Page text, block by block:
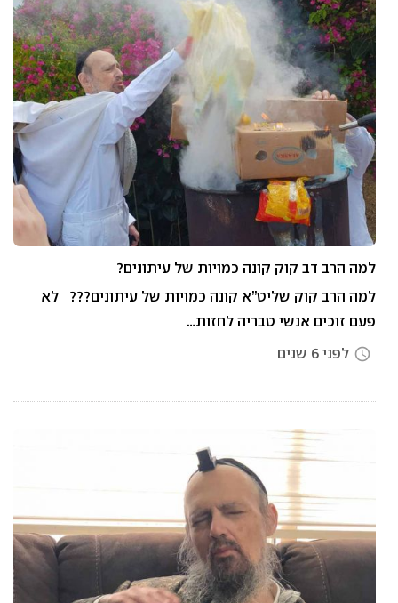
למה הרב דב קוק קונה כמויות של עיתונים?
למה הרב קוק שליט”א קונה כמויות של עיתונים??? לא
פעם זוכים אנשי טבריה לחזות…
access_time לפני 6 שנים